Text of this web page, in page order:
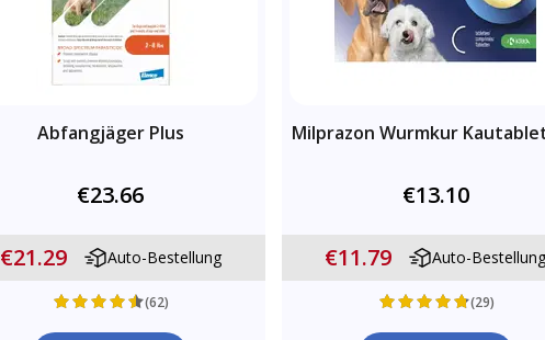
Abfangjäger Plus
€23.66
€21.29 Auto-Bestellung
(62)
Milprazon Wurmkur
€13.10
€11.79 Auto-Bestellung
(29)